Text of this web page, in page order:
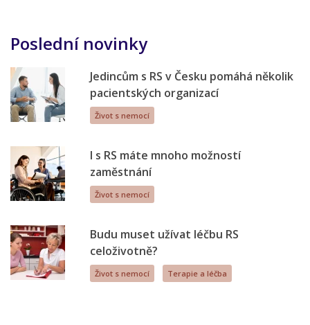
Poslední novinky
Jedincům s RS v Česku pomáhá několik
pacientských organizací
Život s nemocí
I s RS máte mnoho možností
zaměstnání
Život s nemocí
Budu muset užívat léčbu RS
celoživotně?
Život s nemocí Terapie a léčba